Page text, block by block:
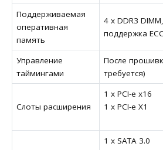
Поддерживаемая
оперативная
память
4 х DDR3
поддержка
Управление
таймингами
После
требуется)
Слоты расширения
1 x PCI-e x16
1 x PCI-e X1
1 x SATA 3.0